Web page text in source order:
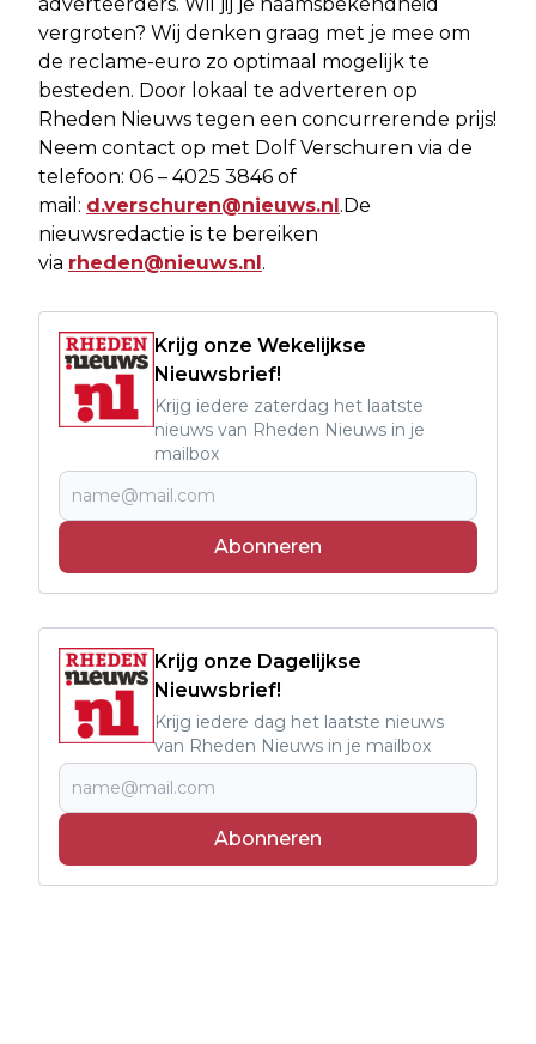
vergroten? Wij denken graag met je mee om
de reclame-euro zo optimaal mogelijk te
besteden. Door lokaal te adverteren op
Rheden Nieuws tegen een concurrerende prijs!
Neem contact op met Dolf Verschuren via de
telefoon: 06 – 4025 3846 of
mail: d.verschuren@nieuws.nl.De
nieuwsredactie is te bereiken
via rheden@nieuws.nl.
Krijg onze Wekelijkse
Nieuwsbrief!
Krijg iedere zaterdag het laatste
nieuws van Rheden Nieuws in je
mailbox
Abonneren
Krijg onze Dagelijkse
Nieuwsbrief!
Krijg iedere dag het laatste nieuws
van Rheden Nieuws in je mailbox
Abonneren